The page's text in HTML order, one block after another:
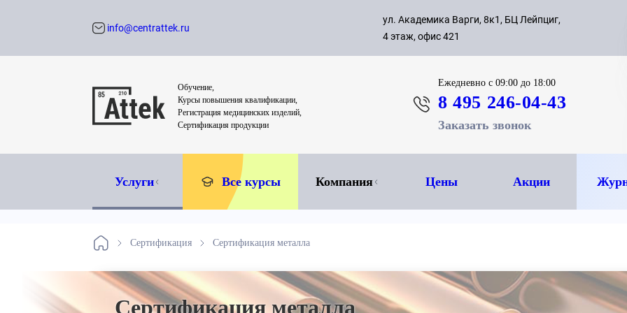
с 09:00
8 495
info@centrattek.ru
ул. Академика Варги, 8к1, БЦ Лейпциг,
4 этаж, офис 421
Обучение,
Курсы повышения квалификации,
Регистрация медицинских изделий,
Сертификация продукции
Ежедневнос 09:00 до 18:00
8 495 246-04-43
Заказать звонок
Услуги Все курсы Компания Цены Акции
Сертификация Сертификация металла
Сертификация металла